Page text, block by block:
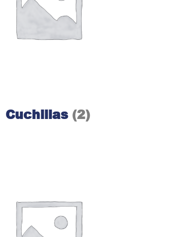
Cuchillas (2)